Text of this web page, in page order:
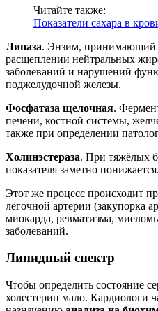
Читайте также:
Показатели сахара в
Липаза. Энзим, принимающий
расщеплении нейтральных
заболеваний и нарушений
поджелудочной железы.
Фосфатаза щелочная.
печени, костной системы,
также при определении
Холинэстераза. При тяжёлых
показателя заметно понижается.
Этот же процесс происходит
лёгочной артерии (закупорка
миокарда, ревматизма,
заболеваний.
Липидный спектр
Чтобы определить состояние
холестерин мало. Кардиологи